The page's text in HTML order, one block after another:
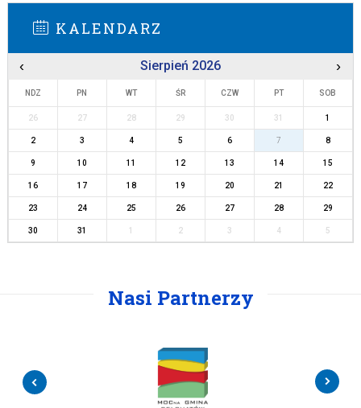
KALENDARZ
‹ Sierpień 2026 ›
NDZ PN WT ŚR CZW PT SOB
26 27 28 29 30 31 1
2 3 4 5 6 7 8
9 10 11 12 13 14 15
16 17 18 19 20 21 22
23 24 25 26 27 28 29
30 31 2 3 4 5
Nasi Partnerzy